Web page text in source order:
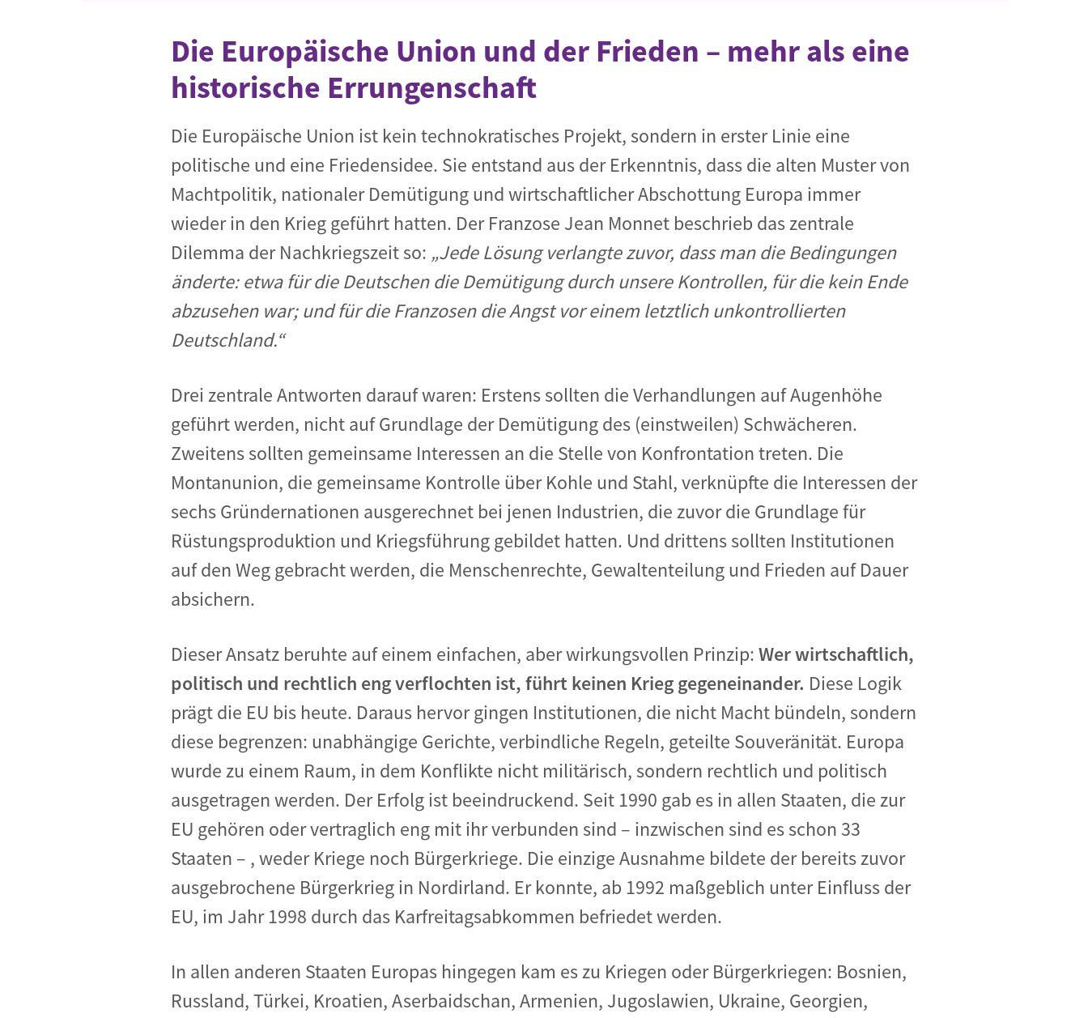
Die Europäische Union und der Frieden – mehr als eine
historische Errungenschaft
Die Europäische Union ist kein technokratisches Projekt, sondern in erster Linie eine
politische und eine Friedensidee. Sie entstand aus der Erkenntnis, dass die alten Muster von
Machtpolitik, nationaler Demütigung und wirtschaftlicher Abschottung Europa immer
wieder in den Krieg geführt hatten. Der Franzose Jean Monnet beschrieb das zentrale
Dilemma der Nachkriegszeit so: „Jede Lösung verlangte zuvor, dass man die Bedingungen
änderte: etwa für die Deutschen die Demütigung durch unsere Kontrollen, für die kein Ende
abzusehen war; und für die Franzosen die Angst vor einem letztlich unkontrollierten
Deutschland.“
Drei zentrale Antworten darauf waren: Erstens sollten die Verhandlungen auf Augenhöhe
geführt werden, nicht auf Grundlage der Demütigung des (einstweilen) Schwächeren.
Zweitens sollten gemeinsame Interessen an die Stelle von Konfrontation treten. Die
Montanunion, die gemeinsame Kontrolle über Kohle und Stahl, verknüpfte die Interessen der
sechs Gründernationen ausgerechnet bei jenen Industrien, die zuvor die Grundlage für
Rüstungsproduktion und Kriegsführung gebildet hatten. Und drittens sollten Institutionen
auf den Weg gebracht werden, die Menschenrechte, Gewaltenteilung und Frieden auf Dauer
absichern.
Dieser Ansatz beruhte auf einem einfachen, aber wirkungsvollen Prinzip:Wer wirtschaftlich,
politisch und rechtlich eng verflochten ist, führt keinen Krieg gegeneinander. Diese Logik
prägt die EU bis heute. Daraus hervor gingen Institutionen, die nicht Macht bündeln, sondern
diese begrenzen: unabhängige Gerichte, verbindliche Regeln, geteilte Souveränität. Europa
wurde zu einem Raum, in dem Konflikte nicht militärisch, sondern rechtlich und politisch
ausgetragen werden. Der Erfolg ist beeindruckend. Seit 1990 gab es in allen Staaten, die zur
EU gehören oder vertraglich eng mit ihr verbunden sind – inzwischen sind es schon 33
Staaten – , weder Kriege noch Bürgerkriege. Die einzige Ausnahme bildete der bereits zuvor
ausgebrochene Bürgerkrieg in Nordirland. Er konnte, ab 1992 maßgeblich unter Einfluss der
EU, im Jahr 1998 durch das Karfreitagsabkommen befriedet werden.
In allen anderen Staaten Europas hingegen kam es zu Kriegen oder Bürgerkriegen: Bosnien,
Russland, Türkei, Kroatien, Aserbaidschan, Armenien, Jugoslawien, Ukraine, Georgien,